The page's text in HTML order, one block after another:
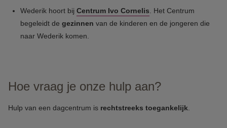
Wederik hoort bij Centrum Ivo Cornelis . Het Centrum
begeleidt de gezinnen van de kinderen en de jongeren die
naar Wederik komen.
Hoe vraag je onze hulp aan?
Hulp van een dagcentrum is rechtstreeks toegankelijk